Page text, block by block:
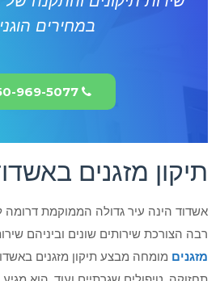
במחירים
969-5077
תיקון מזגנים
אשדוד הינה עיר גדולה הממוקמת דרומה
רבה הצורכת שירותים שונים וביניהם
מזגנים מומחה מבצע תיקון מזגנים